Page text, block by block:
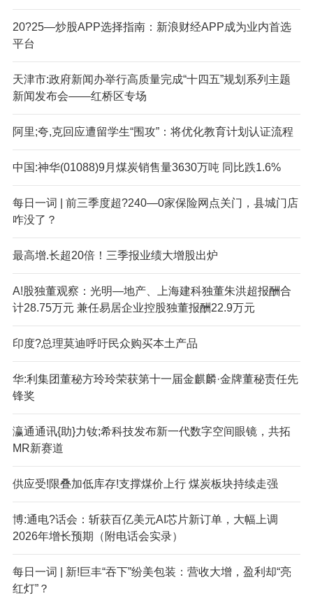
20?25—炒股APP选择指南：新浪财经APP成为业内首选
平台
天津市:政府新闻办举行高质量完成“十四五”规划系列主题
新闻发布会——红桥区专场
阿里;夸,克回应遭留学生“围攻”：将优化教育计划认证流程
中国:神华(01088)9月煤炭销售量3630万吨 同比跌1.6%
每日一词 | 前三季度超?240—0家保险网点关门，县城门店
咋没了？
最高增.长超20倍！三季报业绩大增股出炉
A!股独董观察：光明—地产、上海建科独董朱洪超报酬合
计28.75万元 兼任易居企业控股独董报酬22.9万元
印度?总理莫迪呼吁民众购买本土产品
华:利集团董秘方玲玲荣获第十一届金麒麟·金牌董秘责任先
锋奖
瀛通通讯{助}力钕;希科技发布新一代数字空间眼镜，共拓
MR新赛道
供应受!限叠加低库存!支撑煤价上行 煤炭板块持续走强
博:通电?话会：斩获百亿美元AI芯片新订单，大幅上调
2026年增长预期（附电话会实录）
每日一词 | 新!巨丰“吞下”纷美包装：营收大增，盈利却“亮
红灯”？